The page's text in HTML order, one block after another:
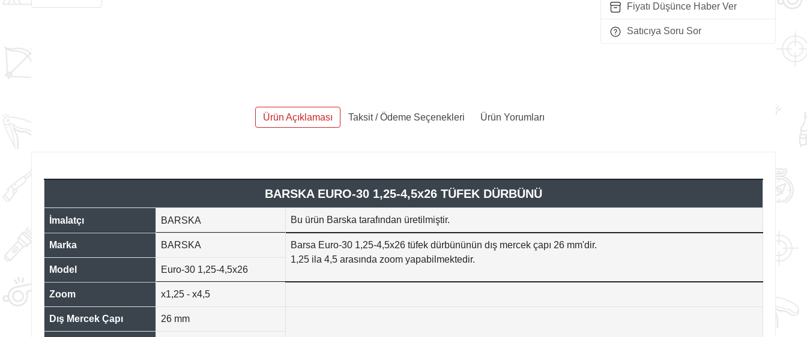
Fiyatı Düşünce Haber Ver
Satıcıya Soru Sor
Ürün Açıklaması Taksit / Ödeme Seçenekleri Ürün Yorumları
BARSKA EURO-30 1,25-4,5x26 TÜFEK DÜRBÜNÜ
İmalatçı BARSKA Bu ürün Barska tarafından üretilmiştir.
Marka BARSKA
Barsa Euro-30 1,25-4,5x26 tüfek dürbününün dış mercek çapı 26 mm'dir.
1,25 ila 4,5 arasında zoom yapabilmektedir.
Model
Euro-30 1,25-4,5x26
Zoom x1,25 - x4,5
Dış Mercek Çapı 26 mm